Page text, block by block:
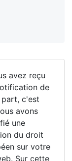
avez reçu
de
c'est
avons
une
du droit
sur votre
Sur cette